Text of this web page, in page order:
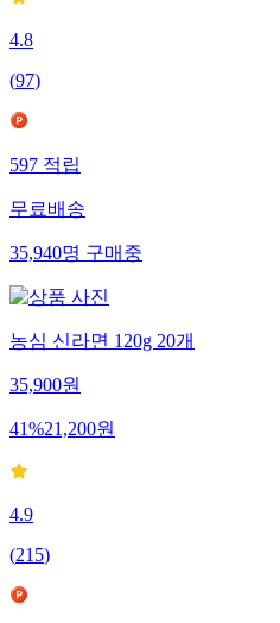
4.8
(97)
597적립
무료배송
35,940명구매중
농심 신라면 120g 20개
35,900원
41%21,200원
4.9
(215)